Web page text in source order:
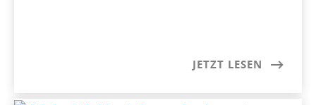
JETZT LESEN